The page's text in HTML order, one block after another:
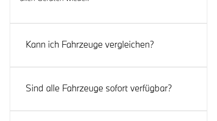
Kann ich Fahrzeuge vergleichen?
Sie „Vergleichen“. Technische Daten und
Ausstattungen werden übersichtlich nebeneinander
Sind alle Fahrzeuge sofort verfügbar?